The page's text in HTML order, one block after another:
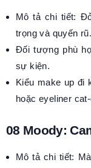
Mô tả chi tiết:
trọng và quyến rũ.
Đối tượng phù
sự kiện.
Kiểu make up đi
hoặc eyeliner
08 Moody:
Mô tả chi tiết: